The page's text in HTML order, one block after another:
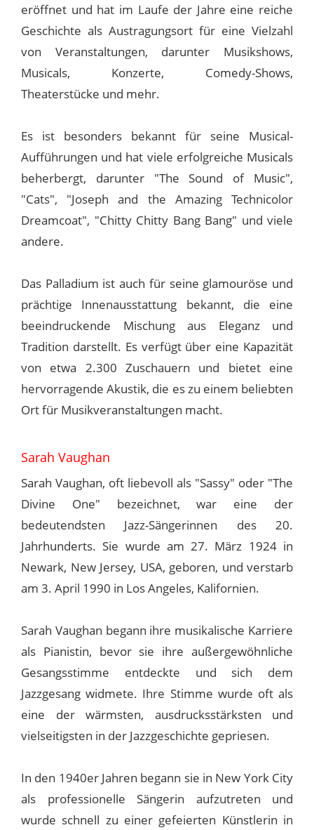
eröffnet und hat im Laufe der Jahre eine reiche
Geschichte als Austragungsort für eine Vielzahl
von Veranstaltungen, darunter Musikshows,
Musicals, Konzerte, Comedy-Shows,
Theaterstücke und mehr.
Es ist besonders bekannt für seine Musical-
Aufführungen und hat viele erfolgreiche Musicals
beherbergt, darunter "The Sound of Music",
"Cats", "Joseph and the Amazing Technicolor
Dreamcoat", "Chitty Chitty Bang Bang" und viele
andere.
Das Palladium ist auch für seine glamouröse und
prächtige Innenausstattung bekannt, die eine
beeindruckende Mischung aus Eleganz und
Tradition darstellt. Es verfügt über eine Kapazität
von etwa 2.300 Zuschauern und bietet eine
hervorragende Akustik, die es zu einem beliebten
Ort für Musikveranstaltungen macht.
Sarah Vaughan
Sarah Vaughan, oft liebevoll als "Sassy" oder "The
Divine One" bezeichnet, war eine der
bedeutendsten Jazz-Sängerinnen des 20.
Jahrhunderts. Sie wurde am 27. März 1924 in
Newark, New Jersey, USA, geboren, und verstarb
am 3. April 1990 in Los Angeles, Kalifornien.
Sarah Vaughan begann ihre musikalische Karriere
als Pianistin, bevor sie ihre außergewöhnliche
Gesangsstimme entdeckte und sich dem
Jazzgesang widmete. Ihre Stimme wurde oft als
eine der wärmsten, ausdrucksstärksten und
vielseitigsten in der Jazzgeschichte gepriesen.
In den 1940er Jahren begann sie in New York City
als professionelle Sängerin aufzutreten und
wurde schnell zu einer gefeierten Künstlerin in